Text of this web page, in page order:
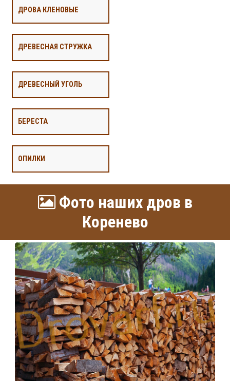
ДРОВА КЛЕНОВЫЕ
ДРЕВЕСНАЯ СТРУЖКА
ДРЕВЕСНЫЙ УГОЛЬ
БЕРЕСТА
ОПИЛКИ
Фото наших дров в
Коренево